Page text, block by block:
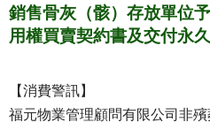
銷售骨灰（骸）存放單位
用權買賣契約書及交付永
【消費警訊】
福元物業管理顧問有限公司非